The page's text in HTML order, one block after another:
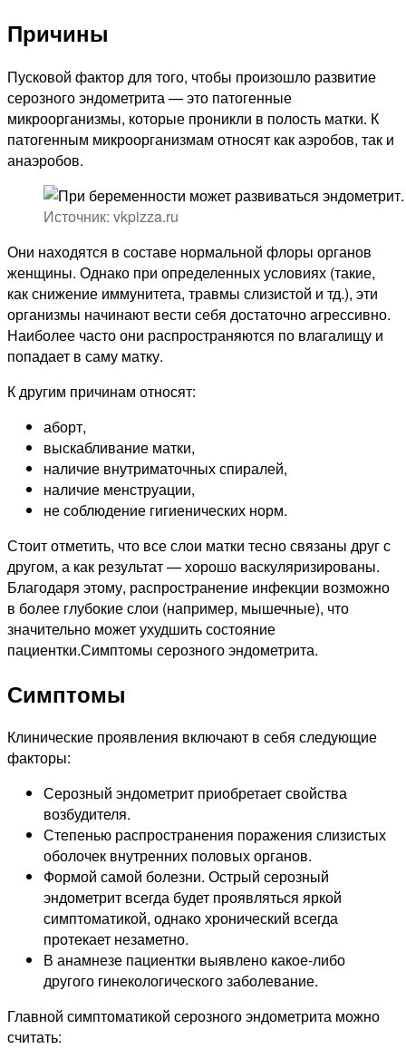
Причины
Пусковой фактор для того, чтобы произошло развитие
серозного эндометрита — это патогенные
микроорганизмы, которые проникли в полость матки. К
патогенным микроорганизмам относят как аэробов, так и
анаэробов.
Источник: vkpizza.ru
Они находятся в составе нормальной флоры органов
женщины. Однако при определенных условиях (такие,
как снижение иммунитета, травмы слизистой и тд.), эти
организмы начинают вести себя достаточно агрессивно.
Наиболее часто они распространяются по влагалищу и
попадает в саму матку.
К другим причинам относят:
аборт,
выскабливание матки,
наличие внутриматочных спиралей,
наличие менструации,
не соблюдение гигиенических норм.
Стоит отметить, что все слои матки тесно связаны друг с
другом, а как результат — хорошо васкуляризированы.
Благодаря этому, распространение инфекции возможно
в более глубокие слои (например, мышечные), что
значительно может ухудшить состояние
пациентки.Симптомы серозного эндометрита.
Симптомы
Клинические проявления включают в себя следующие
факторы:
Серозный эндометрит приобретает свойства
возбудителя.
Степенью распространения поражения слизистых
оболочек внутренних половых органов.
Формой самой болезни. Острый серозный
эндометрит всегда будет проявляться яркой
симптоматикой, однако хронический всегда
протекает незаметно.
В анамнезе пациентки выявлено какое-либо
другого гинекологического заболевание.
Главной симптоматикой серозного эндометрита можно
считать: